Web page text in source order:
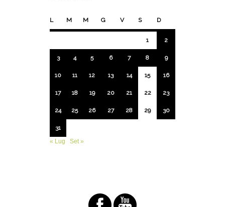
L M M G V S D
1 2
3 4 5 6 7 8 9
10 11 12 13 14 15 16
17 18 19 20 21 22 23
24 25 26 27 28 29 30
31
« Lug
Set »